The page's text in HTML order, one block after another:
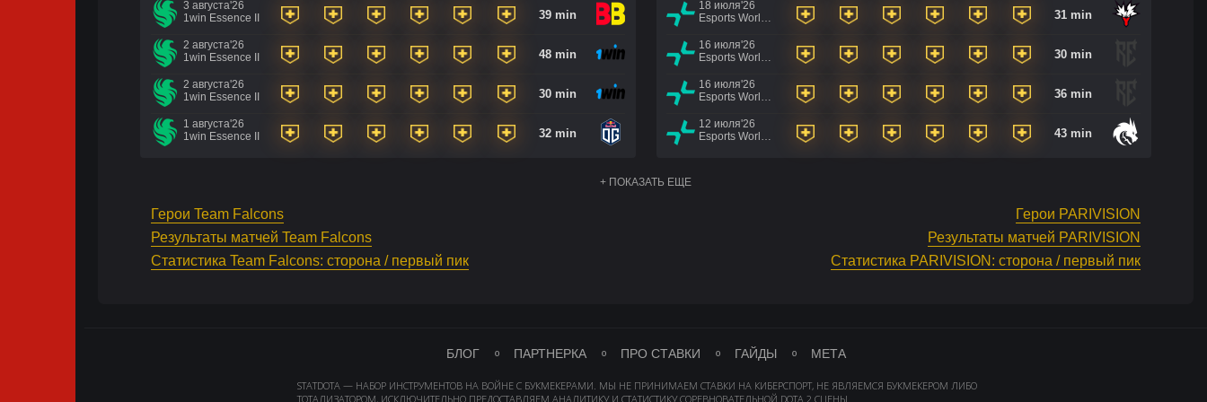
3 августа'26
1win Essence II
39 min
2 августа'26
1win Essence II
48 min
2 августа'26
1win Essence II
30 min
1 августа'26
1win Essence II
32 min
18 июля'26
Esports World Cup 2026
31 min
16 июля'26
Esports World Cup 2026
30 min
16 июля'26
Esports World Cup 2026
36 min
12 июля'26
Esports World Cup 2026
43 min
+ ПОКАЗАТЬ ЕЩЕ
Герои Team Falcons
Результаты матчей Team Falcons
Статистика Team Falcons: сторона / первый пик
Герои PARIVISION
Результаты матчей PARIVISION
Статистика PARIVISION: сторона / первый пик
БЛОГ ПАРТНЕРКА ПРО СТАВКИ ГАЙДЫ МЕТА
STATDOTA — НАБОР ИНСТРУМЕНТОВ НА ВОЙНЕ С БУКМЕКЕРАМИ. МЫ НЕ ПРИНИМАЕМ СТАВКИ НА КИБЕРСПОРТ, НЕ ЯВЛЯЕМСЯ БУКМЕКЕРОМ ЛИБО
ТОТАЛИЗАТОРОМ, ИСКЛЮЧИТЕЛЬНО ПРЕДОСТАВЛЯЕМ АНАЛИТИКУ И СТАТИСТИКУ СОРЕВНОВАТЕЛЬНОЙ DOTA 2 СЦЕНЫ.